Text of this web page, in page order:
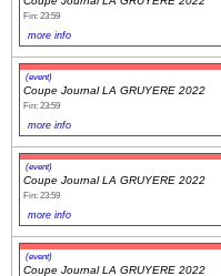
Fin: 23:59
more info
(event)
Coupe Journal LA GRUYERE 2022
Fin: 23:59
more info
(event)
Coupe Journal LA GRUYERE 2022
Fin: 23:59
more info
(event)
Coupe Journal LA GRUYERE 2022